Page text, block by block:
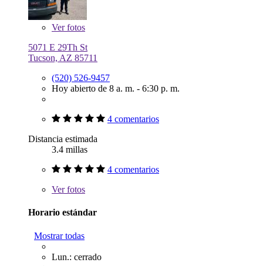
Verfotos
5071 E 29Th St
Tucson, AZ 85711
(520) 526-9457
Hoy abierto de 8 a. m. - 6:30 p. m.
4 comentarios
Distancia estimada
3.4 millas
4 comentarios
Verfotos
Horario estándar
Mostrar todas
Lun.: cerrado